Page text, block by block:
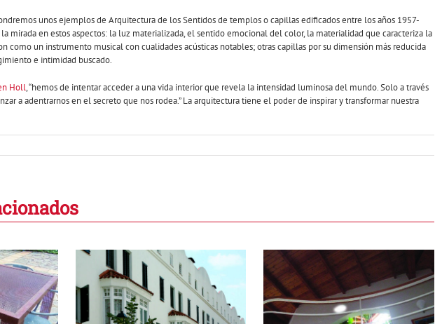
unos ejemplos de Arquitectura de los Sentidos de templos o capillas edificados entre los años 1957-
mirada en estos aspectos: la luz materializada, el sentido emocional del color, la materialidad que caracteriza la
como un instrumento musical con cualidades acústicas notables; otras capillas por su dimensión más reducida
e intimidad buscado.
Holl, “hemos de intentar acceder a una vida interior que revela la intensidad luminosa del mundo. Solo a través
a adentrarnos en el secreto que nos rodea.” La arquitectura tiene el poder de inspirar y transformar nuestra
el
La casa de los cinco